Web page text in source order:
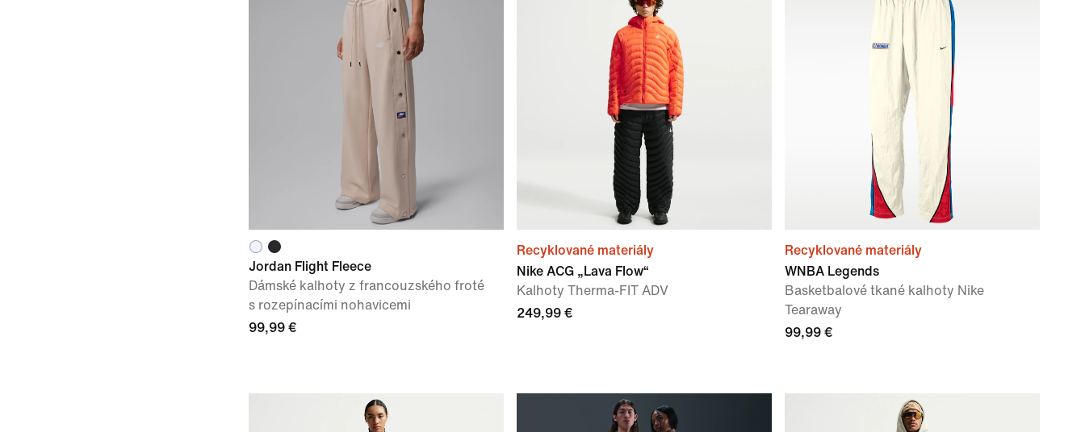
Jordan Flight Fleece
Dámské kalhoty z francouzského froté
s rozepínacími nohavicemi
99,99 €
Recyklované materiály
Nike ACG „Lava Flow“
Kalhoty Therma-FIT ADV
249,99 €
Recyklované materiály
WNBA Legends
Basketbalové tkané kalhoty Nike
Tearaway
99,99 €